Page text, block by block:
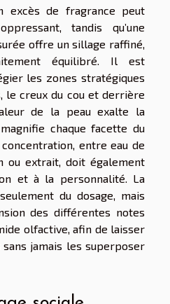
excès de fragrance peut
tandis qu’une
offre un sillage raffiné,
équilibré. Il est
les zones stratégiques
le creux du cou et derrière
de la peau exalte la
chaque facette du
entre eau de
ou extrait, doit également
et à la personnalité. La
du dosage, mais
des différentes notes
olfactive, afin de laisser
jamais les superposer